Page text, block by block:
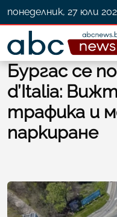
понеделник, 27 юли
Бургас се
d’Italia:
трафика и
паркиране